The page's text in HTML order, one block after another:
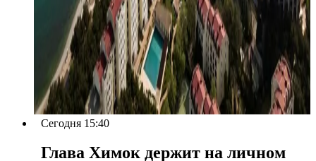
Сегодня 15:40
Глава Химок держит на личном